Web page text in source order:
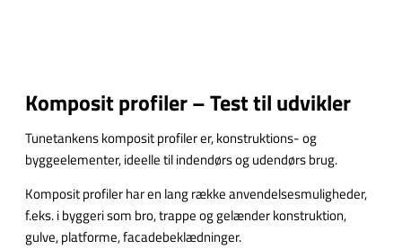
Komposit profiler – Test til udvikler
Tunetankens komposit profiler er, konstruktions- og
byggeelementer, ideelle til indendørs og udendørs brug.
Komposit profiler har en lang række anvendelsesmuligheder,
f.eks. i byggeri som bro, trappe og gelænder konstruktion,
gulve, platforme, facadebeklædninger.